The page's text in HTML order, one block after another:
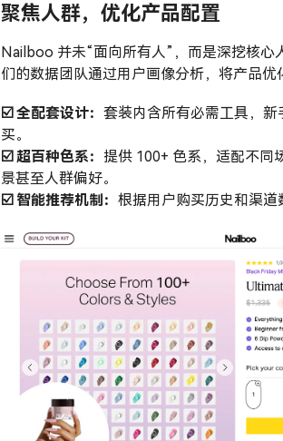
聚焦人群，优化产品配置
Nailboo 并未“面向所有人”，而是深挖核
们的数据团队通过用户画像分析，将产品优
☑️ 全配套设计：套装内含所有必需工具，
买。
☑️ 超百种色系： 提供 100+ 色系，适配不同
景甚至人群偏好。
☑️ 智能推荐机制：根据用户购买历史和渠道